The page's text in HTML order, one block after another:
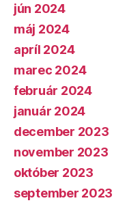
jún 2024
máj 2024
apríl 2024
marec 2024
február 2024
január 2024
december 2023
november 2023
október 2023
september 2023